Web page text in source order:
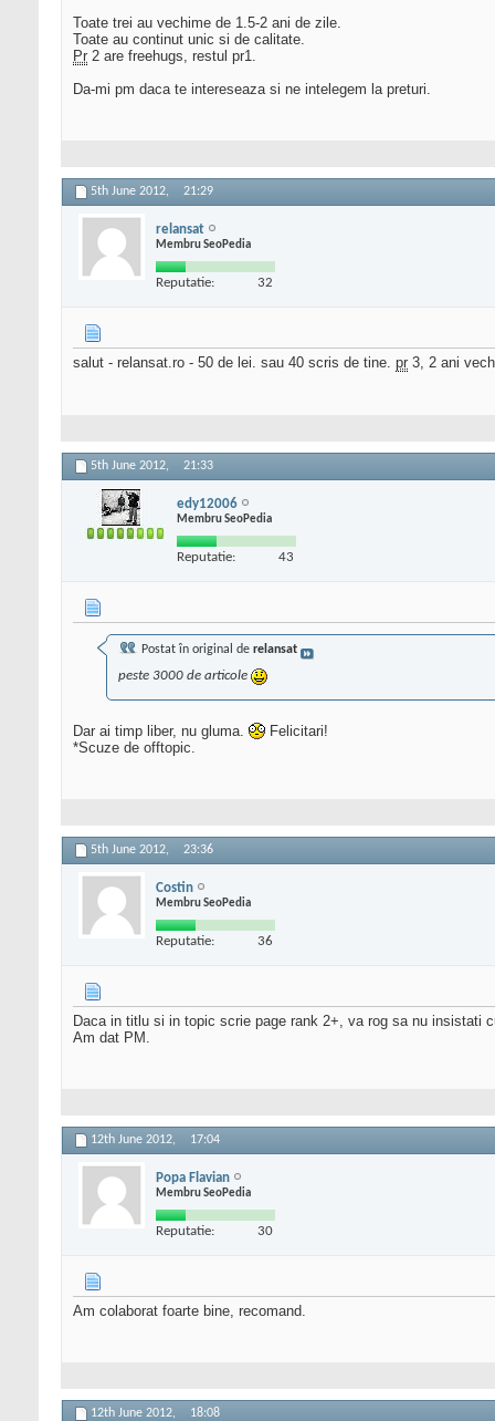
Toate trei au vechime de 1.5-2 ani de zile.
Toate au continut unic si de calitate.
Pr 2 are freehugs, restul pr1.
Da-mi pm daca te intereseaza si ne intelegem la preturi.
5th June 2012, 21:29
relansat
Membru SeoPedia
Reputatie: 32
salut - relansat.ro - 50 de lei. sau 40 scris de tine. pr 3, 2 ani
5th June 2012, 21:33
edy12006
Membru SeoPedia
Reputatie: 43
Postat în original de relansat
peste 3000 de articole
Dar ai timp liber, nu gluma.
Felicitari!
*Scuze de offtopic.
5th June 2012, 23:36
Costin
Membru SeoPedia
Reputatie: 36
Daca in titlu si in topic scrie page rank 2+, va rog sa nu insistati
Am dat PM.
12th June 2012, 17:04
Popa Flavian
Membru SeoPedia
Reputatie: 30
Am colaborat foarte bine, recomand.
12th June 2012, 18:08